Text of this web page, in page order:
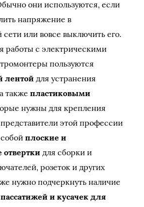
они используются, если
напряжение в
сети или вовсе выключить его.
работы с электрическими
пользуются
лентой для устранения
также пластиковыми
нужны для крепления
этой профессии
плоские и
для сборки и
розеток и других
нужно подчеркнуть наличие
и кусачек для